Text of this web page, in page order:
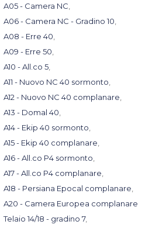
A05 - Camera NC
A06 - Camera NC - Gradino 10
A08 - Erre 40
A09 - Erre 50
A10 - All.co 5
A11 - Nuovo NC 40 sormonto
A12 - Nuovo NC 40 complanare
A13 - Domal 40
A14 - Ekip 40 sormonto
A15 - Ekip 40 complanare
A16 - All.co P4 sormonto
A17 - All.co P4 complanare
A18 - Persiana Epocal complanare
A20 - Camera Europea complanare
Telaio 14/18 - gradino 7,